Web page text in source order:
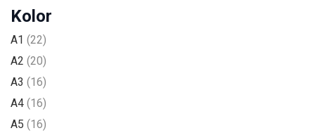
Kolor
A1 (22)
A2 (20)
A3 (16)
A4 (16)
A5 (16)